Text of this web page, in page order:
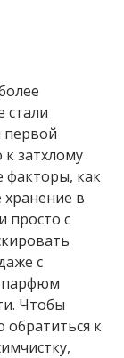
стали
первой
затхлому
факторы, как
хранение в
просто с
с
парфюм
Чтобы
обратиться к